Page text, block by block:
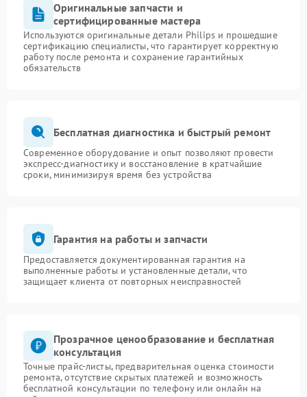
Оригинальные запчасти и
сертифицированные мастера
Используются оригинальные детали Philips и прошедшие
сертификацию специалисты, что гарантирует корректную
работу после ремонта и сохранение гарантийных
обязательств
Бесплатная диагностика и быстрый ремонт
Современное оборудование и опыт позволяют провести
экспресс-диагностику и восстановление в кратчайшие
сроки, минимизируя время без устройства
Гарантия на работы и запчасти
Предоставляется документированная гарантия на
выполненные работы и установленные детали, что
защищает клиента от повторных неисправностей
Прозрачное ценообразование и бесплатная
консультация
Точные прайс-листы, предварительная оценка стоимости
ремонта, отсутствие скрытых платежей и возможность
бесплатной консультации по телефону или онлайн на